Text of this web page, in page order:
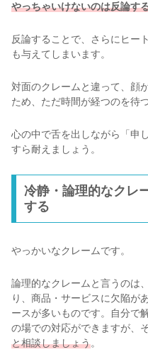
やっちゃいけないのは反論す
反論することで、さらにヒー
も与えてしまいます。
対面のクレームと違って、顔
ため、ただ時間が経つのを待
心の中で舌を出しながら「申
すら耐えましょう。
冷静・論理的なクレ
する
やっかいなクレームです。
論理的なクレームと言うのは
り、商品・サービスに欠陥が
ースが多いものです。自分で
の場での対応ができますが、
と相談しましょう。